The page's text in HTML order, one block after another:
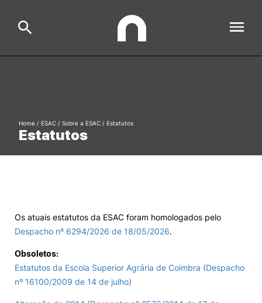
International Relations
Ofertas de Emprego e Informações Úteis
Loja da Agrária
Formative Offer
Estatutos
Home / ESAC / Sobre a ESAC / Estatutos
Os atuais estatutos da ESAC foram homologados pelo
Despacho nº 6294/2026 de 18/05/2026.
Obsoletos:
Estatutos da Escola Superior Agrária de Coimbra (Despacho
nº 16100/2009 de 14 de julho)